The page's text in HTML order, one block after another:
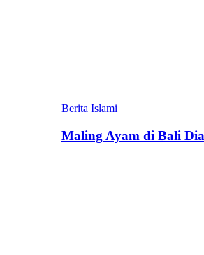
Berita Islami
Maling Ayam di Bali